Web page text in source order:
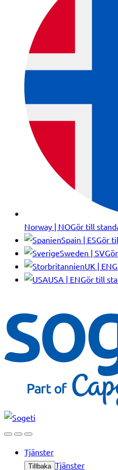
Norway | NOGör till
Spain | ESGör
Sweden | SV
UK | EN
USA | ENGör till
Tjänster
Tillbaka Tjänster